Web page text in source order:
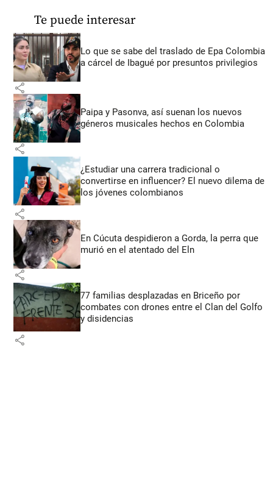
Te puede interesar
Lo que se sabe del traslado de Epa Colombia
a cárcel de Ibagué por presuntos privilegios
share
Paipa y Pasonva, así suenan los nuevos
géneros musicales hechos en Colombia
share
¿Estudiar una carrera tradicional o
convertirse en influencer? El nuevo dilema de
los jóvenes colombianos
share
En Cúcuta despidieron a Gorda, la perra que
murió en el atentado del Eln
share
77 familias desplazadas en Briceño por
combates con drones entre el Clan del Golfo
y disidencias
share